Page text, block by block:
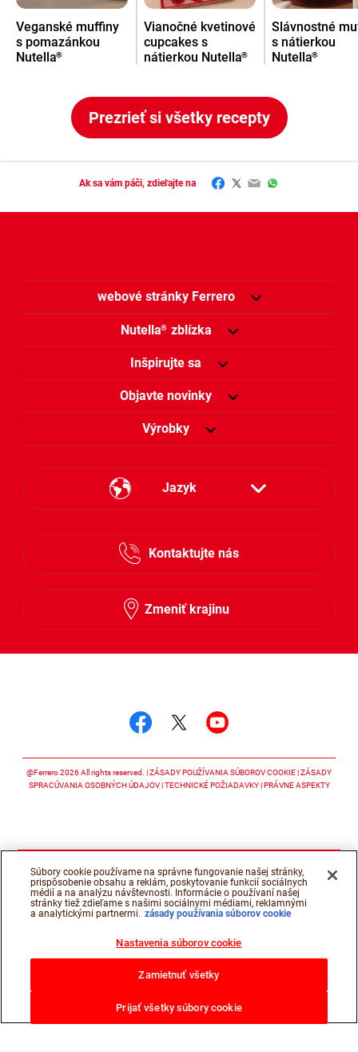
Veganské muffiny
s pomazánkou
Nutella®
Vianočné kvetinové
cupcakes s
nátierkou Nutella®
Slávnostné
s nátierkou
Nutella®
Prezrieť si všetky recepty
Ak sa vám páči, zdieľajte na Facebook
Twitter
EmailWhatsApp
webové stránky Ferrero
Nutella® zblízka
Inšpirujte sa
Objavte novinky
Výrobky
Jazyk
Kontaktujte nás
Zmeniť krajinu
@Ferrero 2026 All rights reserved. ZÁSADY POUŽÍVANIA SÚBOROV COOKIE ZÁSADY
SPRACÚVANIA OSOBNÝCH ÚDAJOV TECHNICKÉ POŽIADAVKY PRÁVNE ASPEKTY
Súbory cookie používame na správne fungovanie našej stránky,
prispôsobenie obsahu a reklám, poskytovanie funkcií sociálnych
médií a na analýzu návštevnosti. Informácie o používaní našej
stránky tiež zdieľame s našimi sociálnymi médiami, reklamnými
a analytickými partnermi. zásady používania súborov cookie
Nastavenia súborov cookie
Zamietnuť všetky
Prijať všetky súbory cookie